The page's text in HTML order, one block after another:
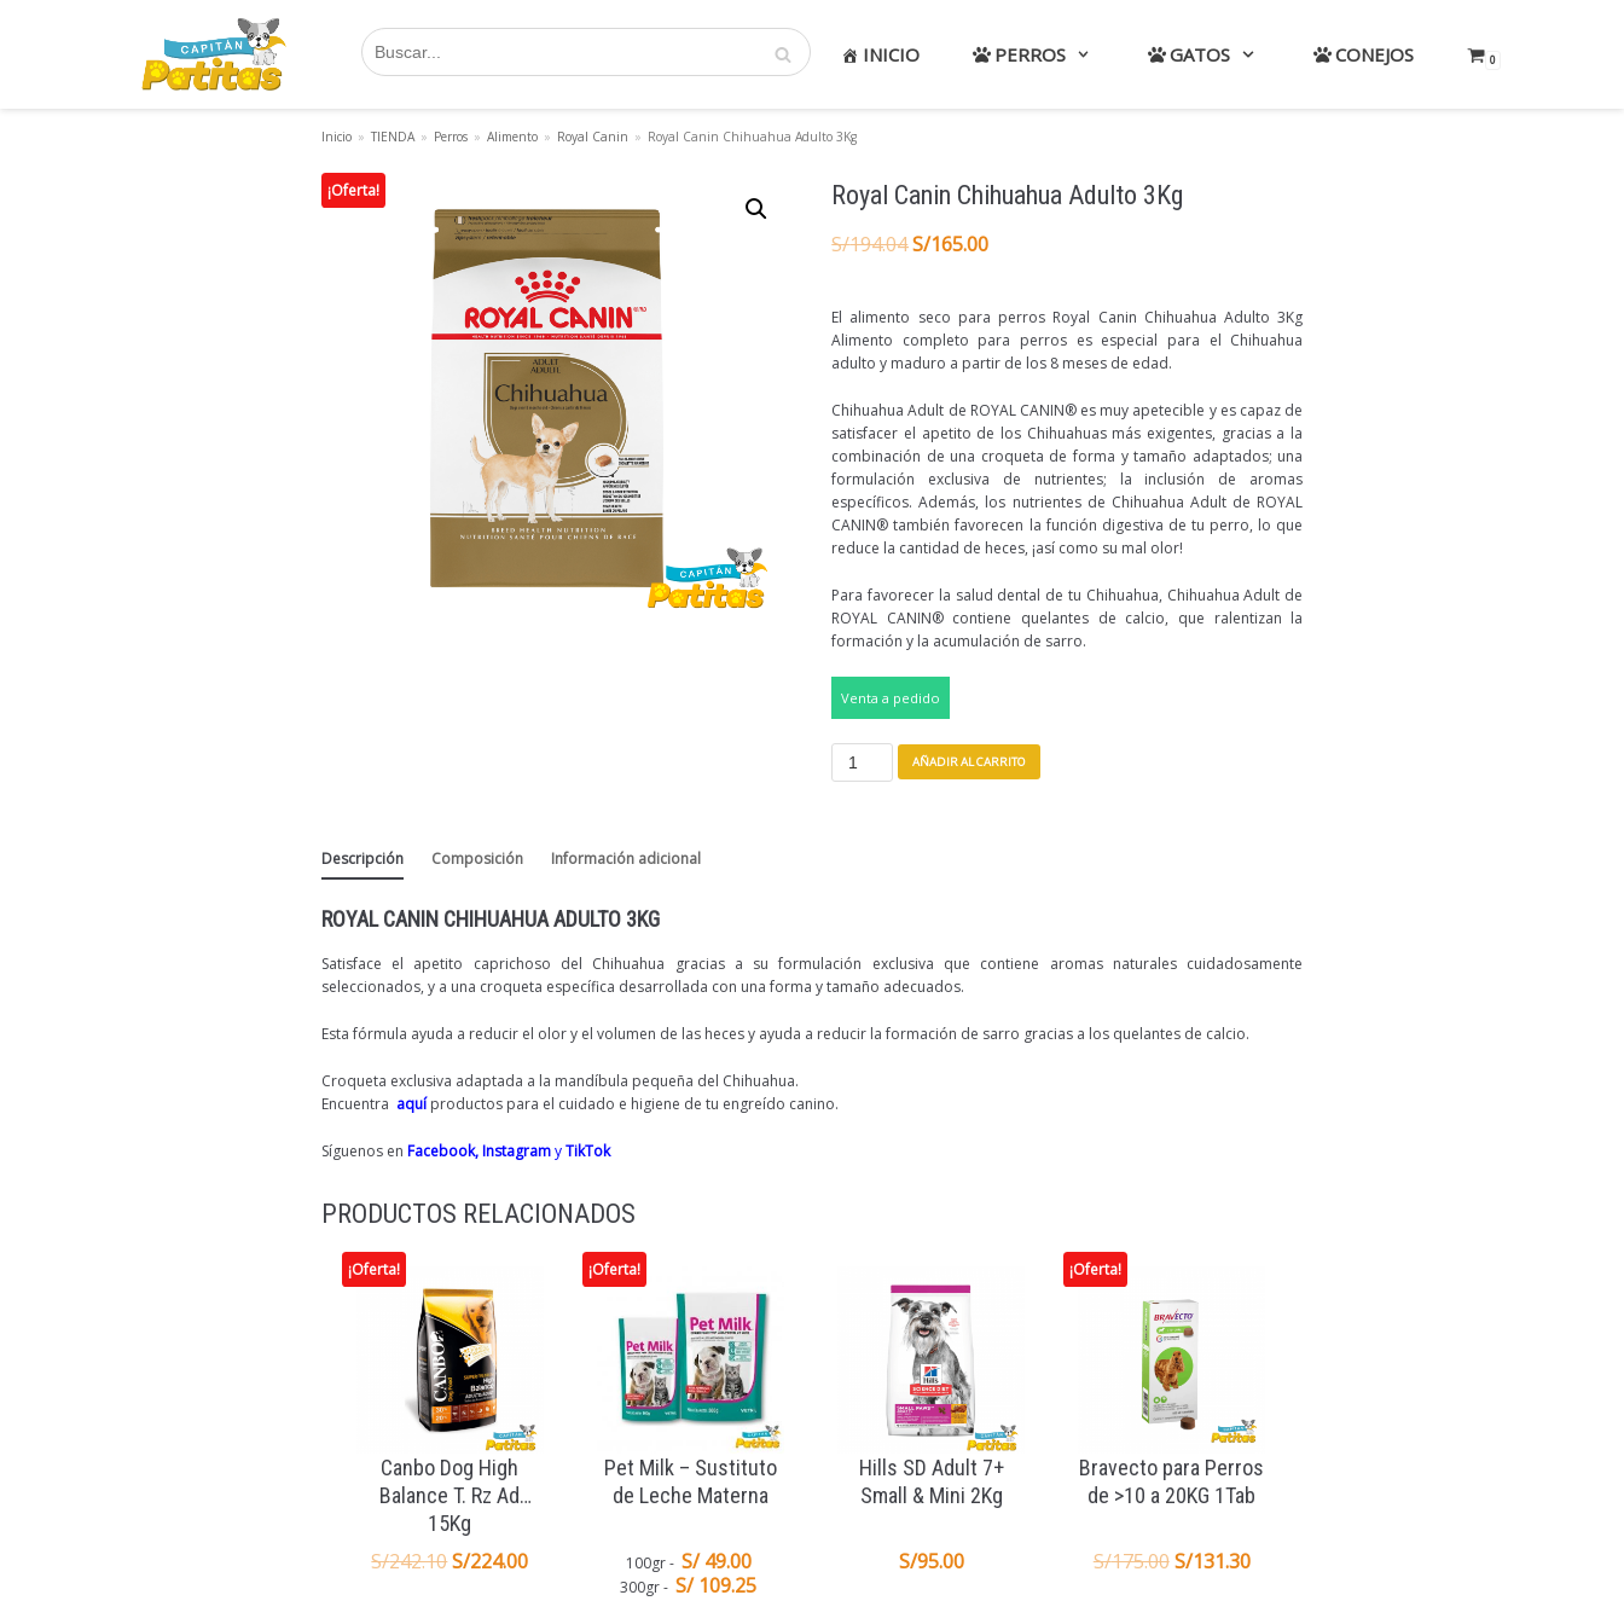
INICIO PERROS GATOS CONEJOS 0
Inicio » TIENDA » Perros » Alimento » Royal Canin » Royal Canin Chihuahua Adulto 3Kg
¡Oferta! Royal Canin Chihuahua Adulto 3Kg
S/194.04S/165.00
El alimento seco para perros Royal Canin Chihuahua Adulto 3Kg
Alimento completo para perros es especial para el Chihuahua
adulto y maduro a partir de los 8 meses de edad.
Chihuahua Adult de ROYAL CANIN® es muy apetecible y es capaz de
satisfacer el apetito de los Chihuahuas más exigentes, gracias a la
combinación de una croqueta de forma y tamaño adaptados; una
formulación exclusiva de nutrientes; la inclusión de aromas
específicos. Además, los nutrientes de Chihuahua Adult de ROYAL
CANIN® también favorecen la función digestiva de tu perro, lo que
reduce la cantidad de heces, ¡así como su mal olor!
Para favorecer la salud dental de tu Chihuahua, Chihuahua Adult de
ROYAL CANIN® contiene quelantes de calcio, que ralentizan la
formación y la acumulación de sarro.
Venta a pedido
AÑADIR AL CARRITO
Descripción Composición Información adicional
ROYAL CANIN CHIHUAHUA ADULTO 3KG
Satisface el apetito caprichoso del Chihuahua gracias a su formulación exclusiva que contiene aromas naturales cuidadosamente
seleccionados, y a una croqueta específica desarrollada con una forma y tamaño adecuados.
Esta fórmula ayuda a reducir el olor y el volumen de las heces y ayuda a reducir la formación de sarro gracias a los quelantes de calcio.
Croqueta exclusiva adaptada a la mandíbula pequeña del Chihuahua.
Encuentra aquíproductos para el cuidado e higiene de tu engreído canino.
Síguenos en Facebook,InstagramyTikTok
PRODUCTOS RELACIONADOS
¡Oferta!
Canbo Dog High
Balance T. Rz Ad
15Kg
S/242.10S/224.00
¡Oferta!
Pet Milk – Sustituto
de Leche Materna
100gr S/ 49.00
300gr S/ 109.25
Hills SD Adult 7+
Small & Mini 2Kg
S/95.00
¡Oferta!
Bravecto para Perros
de >10 a 20KG 1Tab
S/175.00S/131.30